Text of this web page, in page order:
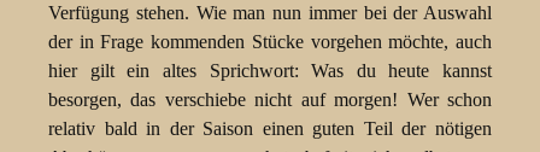
Verfügung stehen. Wie man nun immer bei der Auswahl
der in Frage kommenden Stücke vorgehen möchte, auch
hier gilt ein altes Sprichwort: Was du heute kannst
besorgen, das verschiebe nicht auf morgen! Wer schon
relativ bald in der Saison einen guten Teil der nötigen